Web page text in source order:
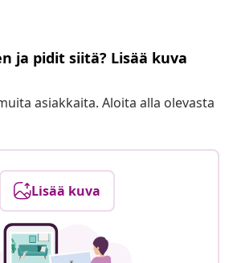
ja pidit siitä? Lisää kuva
asiakkaita. Aloita alla olevasta
Lisää kuva